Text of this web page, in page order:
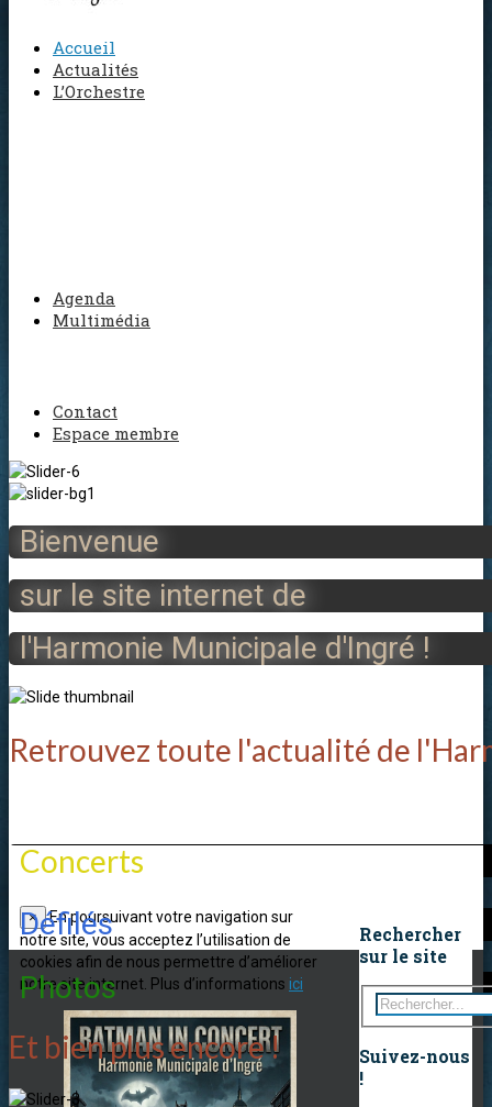
Accueil
Actualités
L’Orchestre
Agenda
Multimédia
Contact
Espace membre
Bienvenue
sur le site internet de
l'Harmonie Municipale d'Ingré !
Retrouvez toute l'actualité de
Concerts
Défilés
Photos
Et bien plus encore !
×
En poursuivant votre navigation sur
notre site, vous acceptez l’utilisation de
cookies afin de nous permettre d’améliorer
notre site internet. Plus d’informations ici
Rechercher
sur le site
Suivez-nous
!